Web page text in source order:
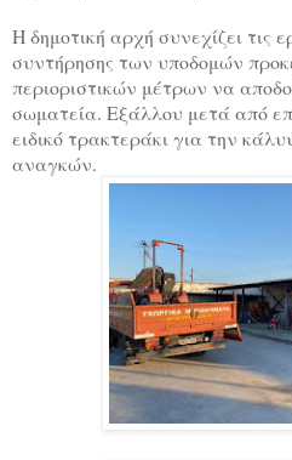
Η δημοτική αρχή συνεχίζει τις
συντήρησης των υποδομών
περιοριστικών μέτρων να
σωματεία. Εξάλλου μετά από
ειδικό τρακτεράκι για την
αναγκών.